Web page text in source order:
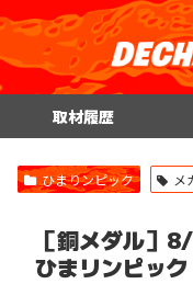
取材履歴
ひまりンピック メ
［銅メダル］
ひまリンピッ